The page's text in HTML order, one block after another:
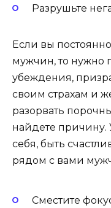
Разрушьте
Если вы
мужчин, то нужно
убеждения,
своим страхам и
разорвать
найдете причину.
себя, быть
рядом с вами
Сместите